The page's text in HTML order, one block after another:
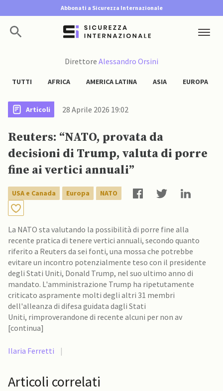
Abbonati a Sicurezza Internazionale
Direttore Alessandro Orsini
TUTTI AFRICA AMERICA LATINA ASIA EUROPA
Articoli 28 Aprile 2026 19:02
Reuters: “NATO, provata da
decisioni di Trump, valuta di porre
fine ai vertici annuali”
USA e Canada Europa NATO
La NATO sta valutando la possibilità di porre fine alla
recente pratica di tenere vertici annuali, secondo quanto
riferito a Reuters da sei fonti, una mossa che potrebbe
evitare un incontro potenzialmente teso con il presidente
degli Stati Uniti, Donald Trump, nel suo ultimo anno di
mandato. L'amministrazione Trump ha ripetutamente
criticato aspramente molti degli altri 31 membri
dell'alleanza di difesa guidata dagli Stati
Uniti, rimproverandone di recente alcuni per non av
[continua]
Ilaria Ferretti |
Articoli correlati